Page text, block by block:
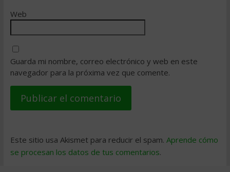
Web
Guarda mi nombre, correo electrónico y web en este
navegador para la próxima vez que comente.
Este sitio usa Akismet para reducir el spam. Aprende cómo
se procesan los datos de tus comentarios.